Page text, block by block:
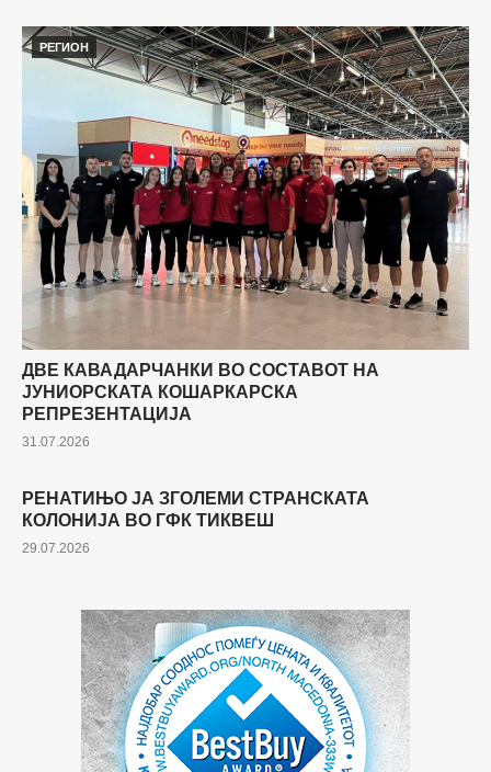
РЕГИОН
ДВЕ КАВАДАРЧАНКИ ВО СОСТАВОТ НА
ЈУНИОРСКАТА КОШАРКАРСКА
РЕПРЕЗЕНТАЦИЈА
31.07.2026
СПОРТ
РЕНАТИЊО ЈА ЗГОЛЕМИ СТРАНСКАТА
КОЛОНИЈА ВО ГФК ТИКВЕШ
29.07.2026